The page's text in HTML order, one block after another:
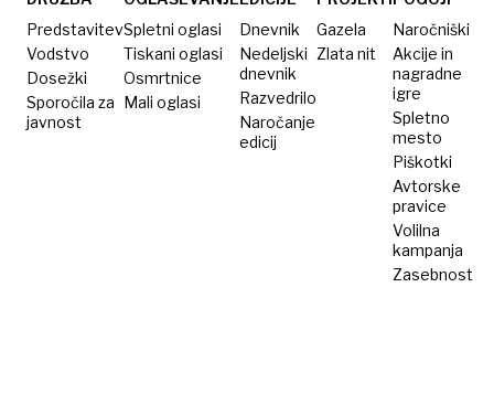
jagenjčki
obmolknejo
namreč
peš
ušel
Predstavitev
Vodstvo
Dosežki
Sporočila za
javnost
Spletni oglasi
Tiskani oglasi
Osmrtnice
Mali oglasi
Dnevnik
Nedeljski
dnevnik
Razvedrilo
Naročanje
edicij
Gazela
Zlata nit
Naročniški
Akcije in
nagradne
igre
Spletno
mesto
Piškotki
Avtorske
pravice
Volilna
kampanja
Zasebnost